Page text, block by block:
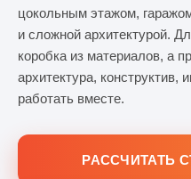
цокольным этажом,
и сложной архитектурой.
коробка из материалов, а
архитектура,
работать вместе.
РАССЧИТАТЬ